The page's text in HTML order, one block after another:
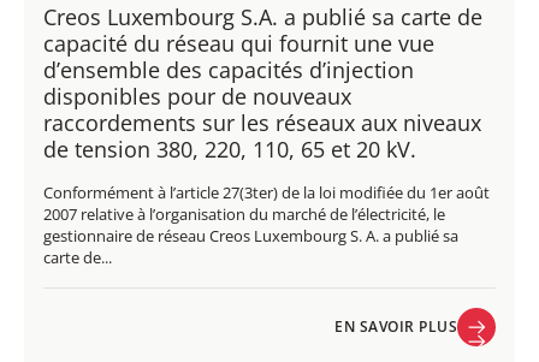
Creos Luxembourg S.A. a publié sa carte de
capacité du réseau qui fournit une vue
d’ensemble des capacités d’injection
disponibles pour de nouveaux
raccordements sur les réseaux aux niveaux
de tension 380, 220, 110, 65 et 20 kV.
Conformément à l’article 27(3ter) de la loi modifiée du 1er août
2007 relative à l’organisation du marché de l’électricité, le
gestionnaire de réseau Creos Luxembourg S. A. a publié sa
carte de...
EN SAVOIR PLUS